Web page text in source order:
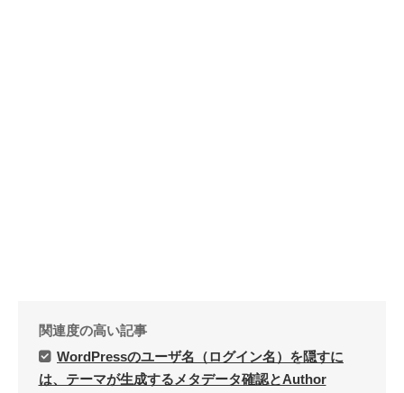
関連度の高い記事
WordPressのユーザ名（ログイン名）を隠すに
は、テーマが生成するメタデータ確認とAuthor